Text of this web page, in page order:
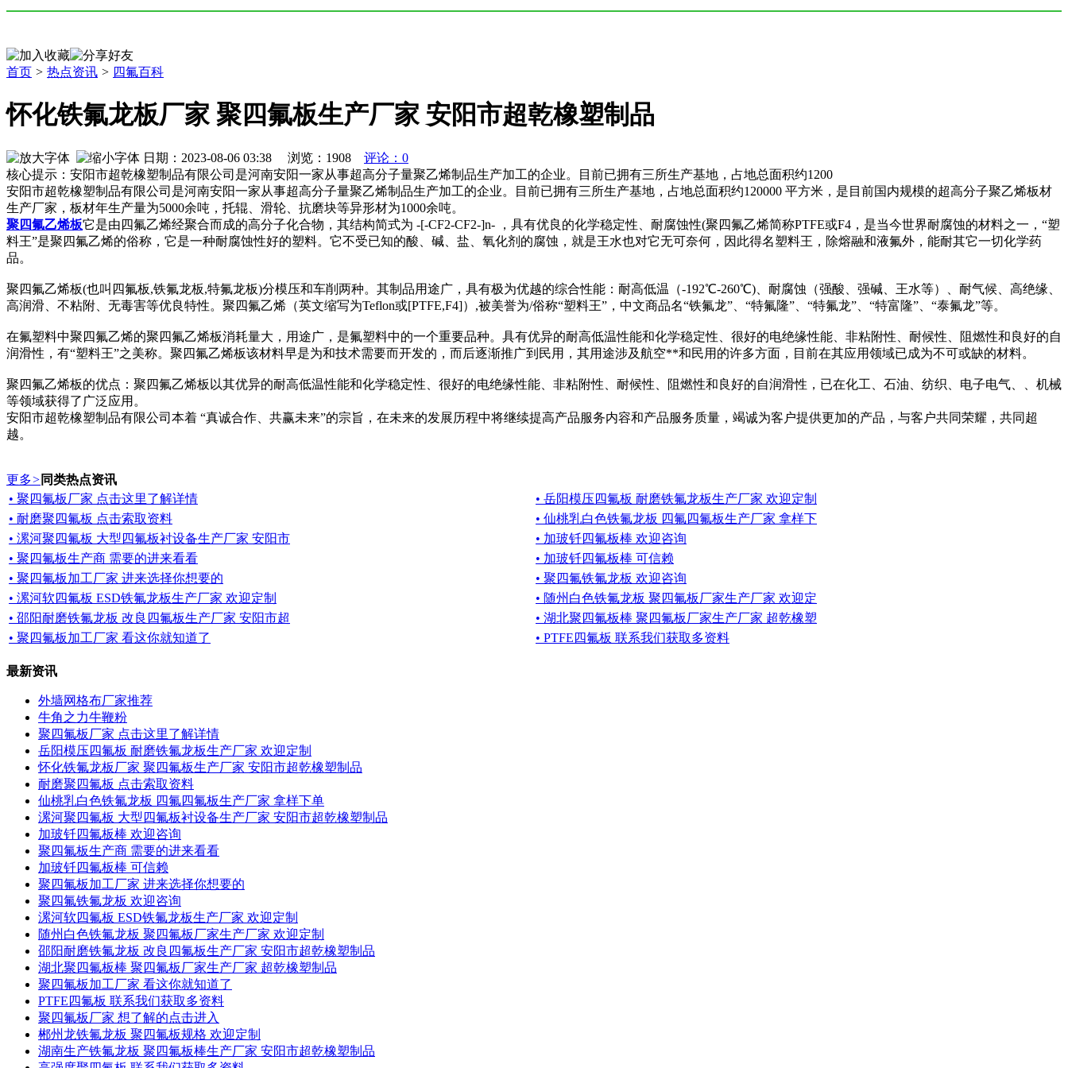
首页 > 热点资讯 > 四氟百科
怀化铁氟龙板厂家 聚四氟板生产厂家 安阳市超乾橡塑制品
日期：2023-08-06 03:38 浏览： 1908
评论：0
核心提示：安阳市超乾橡塑制品有限公司是河南安阳一家从事超高分子量聚乙烯制品生产加工的企业。目前已拥有三所生产基地，占地总面积约1200
安阳市超乾橡塑制品有限公司是河南安阳一家从事超高分子量聚乙烯制品生产加工的企业。目前已拥有三所生产基地，占地总面积约120000 平方米，是目前国内规模的超高分子聚乙烯板材
生产厂家，板材年生产量为5000余吨，托辊、滑轮、抗磨块等异形材为1000余吨。
聚四氟乙烯板它是由四氟乙烯经聚合而成的高分子化合物，其结构简式为 -[-CF2-CF2-]n- ，具有优良的化学稳定性、耐腐蚀性(聚四氟乙烯简称PTFE或F4，是当今世界耐腐蚀的材料之一，“塑
料王”是聚四氟乙烯的俗称，它是一种耐腐蚀性好的塑料。它不受已知的酸、碱、盐、氧化剂的腐蚀，就是王水也对它无可奈何，因此得名塑料王，除熔融和液氟外，能耐其它一切化学药
品。
聚四氟乙烯板(也叫四氟板,铁氟龙板,特氟龙板)分模压和车削两种。其制品用途广，具有极为优越的综合性能：耐高低温（-192℃-260℃)、耐腐蚀（强酸、强碱、王水等）、耐气候、高绝缘、
高润滑、不粘附、无毒害等优良特性。聚四氟乙烯（英文缩写为Teflon或[PTFE,F4]）,被美誉为/俗称“塑料王”，中文商品名“铁氟龙”、“特氟隆”、“特氟龙”、“特富隆”、“泰氟龙”等。
在氟塑料中聚四氟乙烯的聚四氟乙烯板消耗量大，用途广，是氟塑料中的一个重要品种。具有优异的耐高低温性能和化学稳定性、很好的电绝缘性能、非粘附性、耐候性、阻燃性和良好的自
润滑性，有“塑料王”之美称。聚四氟乙烯板该材料早是为和技术需要而开发的，而后逐渐推广到民用，其用途涉及航空**和民用的许多方面，目前在其应用领域已成为不可或缺的材料。
聚四氟乙烯板的优点：聚四氟乙烯板以其优异的耐高低温性能和化学稳定性、很好的电绝缘性能、非粘附性、耐候性、阻燃性和良好的自润滑性，已在化工、石油、纺织、电子电气、、机械
等领域获得了广泛应用。
安阳市超乾橡塑制品有限公司本着 “真诚合作、共赢未来”的宗旨，在未来的发展历程中将继续提高产品服务内容和产品服务质量，竭诚为客户提供更加的产品，与客户共同荣耀，共同超
越。
更多> 同类热点资讯
• 聚四氟板厂家 点击这里了解详情
• 岳阳模压四氟板 耐磨铁氟龙板生产厂家 欢迎定制
• 耐磨聚四氟板 点击索取资料
• 仙桃乳白色铁氟龙板 四氟四氟板生产厂家 拿样下
• 漯河聚四氟板 大型四氟板衬设备生产厂家 安阳市
• 加玻钎四氟板棒 欢迎咨询
• 聚四氟板生产商 需要的进来看看
• 加玻钎四氟板棒 可信赖
• 聚四氟板加工厂家 进来选择你想要的
• 聚四氟铁氟龙板 欢迎咨询
• 漯河软四氟板 ESD铁氟龙板生产厂家 欢迎定制
• 随州白色铁氟龙板 聚四氟板厂家生产厂家 欢迎定
• 邵阳耐磨铁氟龙板 改良四氟板生产厂家 安阳市超
• 湖北聚四氟板棒 聚四氟板厂家生产厂家 超乾橡塑
• 聚四氟板加工厂家 看这你就知道了
• PTFE四氟板 联系我们获取多资料
最新资讯
外墙网格布厂家推荐
牛角之力牛鞭粉
聚四氟板厂家 点击这里了解详情
岳阳模压四氟板 耐磨铁氟龙板生产厂家 欢迎定制
怀化铁氟龙板厂家 聚四氟板生产厂家 安阳市超乾橡塑制品
耐磨聚四氟板 点击索取资料
仙桃乳白色铁氟龙板 四氟四氟板生产厂家 拿样下单
漯河聚四氟板 大型四氟板衬设备生产厂家 安阳市超乾橡塑制品
加玻钎四氟板棒 欢迎咨询
聚四氟板生产商 需要的进来看看
加玻钎四氟板棒 可信赖
聚四氟板加工厂家 进来选择你想要的
聚四氟铁氟龙板 欢迎咨询
漯河软四氟板 ESD铁氟龙板生产厂家 欢迎定制
随州白色铁氟龙板 聚四氟板厂家生产厂家 欢迎定制
邵阳耐磨铁氟龙板 改良四氟板生产厂家 安阳市超乾橡塑制品
湖北聚四氟板棒 聚四氟板厂家生产厂家 超乾橡塑制品
聚四氟板加工厂家 看这你就知道了
PTFE四氟板 联系我们获取多资料
聚四氟板厂家 想了解的点击进入
郴州龙铁氟龙板 聚四氟板规格 欢迎定制
湖南生产铁氟龙板 聚四氟板棒生产厂家 安阳市超乾橡塑制品